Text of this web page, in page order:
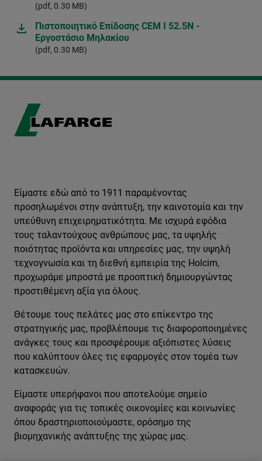
(pdf, 0.30 MB)
Πιστοποιητικό Επίδοσης CEM I 52.5N -
Εργοστάσιο Μηλακίου
(pdf, 0.30 MB)
Είμαστε εδώ από το 1911 παραμένοντας
προσηλωμένοι στην ανάπτυξη, την καινοτομία και την
υπεύθυνη επιχειρηματικότητα. Με ισχυρά εφόδια
τους ταλαντούχους ανθρώπους μας, τα υψηλής
ποιότητας προϊόντα και υπηρεσίες μας, την υψηλή
τεχνογνωσία και τη διεθνή εμπειρία της Holcim,
προχωράμε μπροστά με προοπτική δημιουργώντας
προστιθέμενη αξία για όλους.
Θέτουμε τους πελάτες μας στο επίκεντρο της
στρατηγικής μας, προβλέπουμε τις διαφοροποιημένες
ανάγκες τους και προσφέρουμε αξιόπιστες λύσεις
που καλύπτουν όλες τις εφαρμογές στον τομέα των
κατασκευών.
Είμαστε υπερήφανοι που αποτελούμε σημείο
αναφοράς για τις τοπικές οικονομίες και κοινωνίες
όπου δραστηριοποιούμαστε, ορόσημο της
βιομηχανικής ανάπτυξης της χώρας μας.